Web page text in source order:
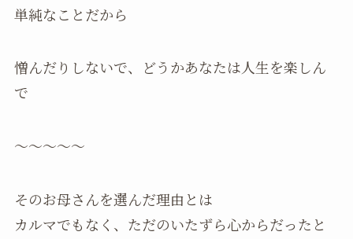
単純なことだから
憎んだりしないで、どうかあなたは人生を楽しん
で
～～～～～
そのお母さんを選んだ理由とは
カルマでもなく、ただのいたずら心からだったと